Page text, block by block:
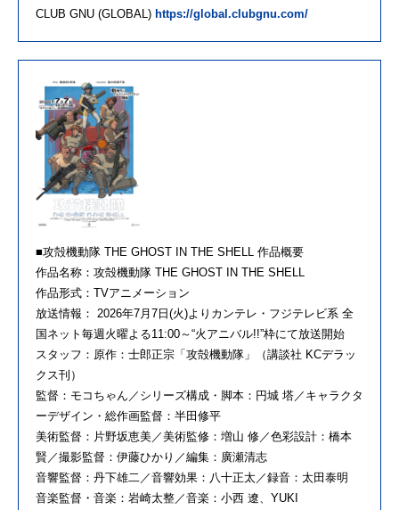
CLUB GNU (GLOBAL) https://global.clubgnu.com/
■攻殻機動隊 THE GHOST IN THE SHELL 作品概要
作品名称：攻殻機動隊 THE GHOST IN THE SHELL
作品形式：TVアニメーション
放送情報： 2026年7月7日(火)よりカンテレ・フジテレビ系 全
国ネット毎週火曜よる11:00～“火アニバル!!”枠にて放送開始
スタッフ：原作：士郎正宗「攻殻機動隊」（講談社 KCデラッ
クス刊）
監督：モコちゃん／シリーズ構成・脚本：円城 塔／キャラクタ
ーデザイン・総作画監督：半田修平
美術監督：片野坂恵美／美術監修：増山 修／色彩設計：橋本
賢／撮影監督：伊藤ひかり／編集：廣瀬清志
音響監督：丹下雄二／音響効果：八十正太／録音：太田泰明
音楽監督・音楽：岩崎太整／音楽：小西 遼、YUKI